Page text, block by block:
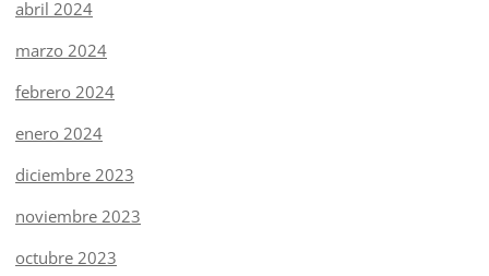
abril 2024
marzo 2024
febrero 2024
enero 2024
diciembre 2023
noviembre 2023
octubre 2023